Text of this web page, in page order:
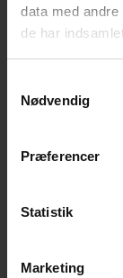
data med
de har
Nødvendig
Præferencer
Statistik
Marketing